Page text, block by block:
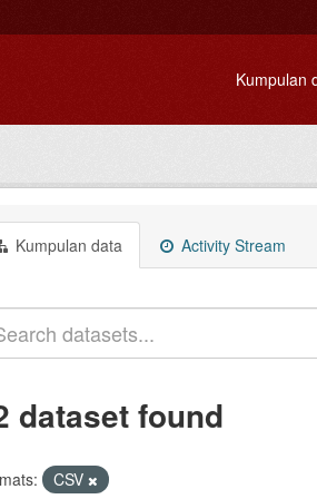
Kumpulan
Kumpulan data Activity Stream
dataset found
CSV